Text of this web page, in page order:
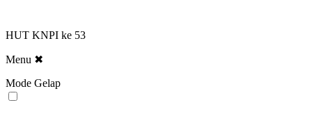
HUT KNPI ke 53
Menu ✖
Mode Gelap